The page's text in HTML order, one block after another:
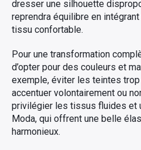
dresser une silhouette
reprendra équilibre en
tissu confortable.
Pour une transformation
d’opter pour des couleurs et
exemple, éviter les teintes
accentuer volontairement ou
privilégier les tissus fluides et
Moda, qui offrent une belle
harmonieux.